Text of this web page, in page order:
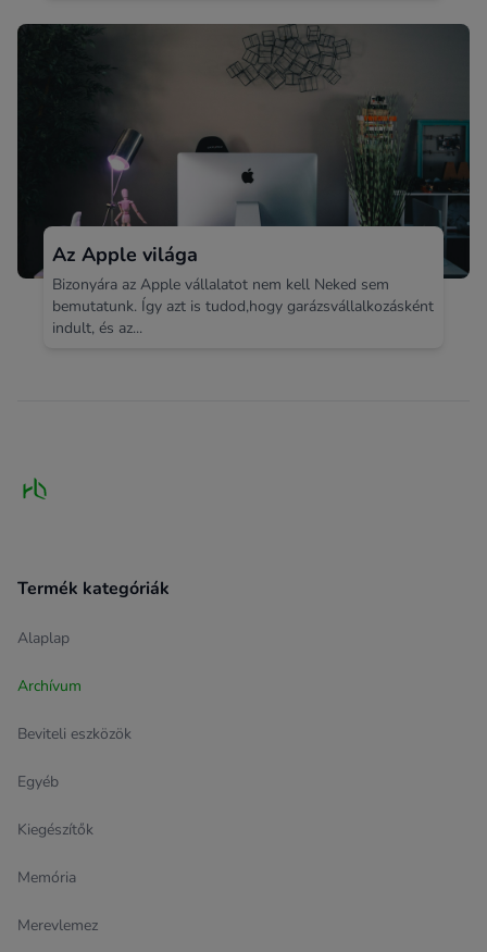
Az Apple világa
Bizonyára az Apple vállalatot nem kell Neked sem
bemutatunk. Így azt is tudod,hogy garázsvállalkozásként
indult, és az...
Termék kategóriák
Alaplap
Archívum
Beviteli eszközök
Egyéb
Kiegészítők
Memória
Merevlemez